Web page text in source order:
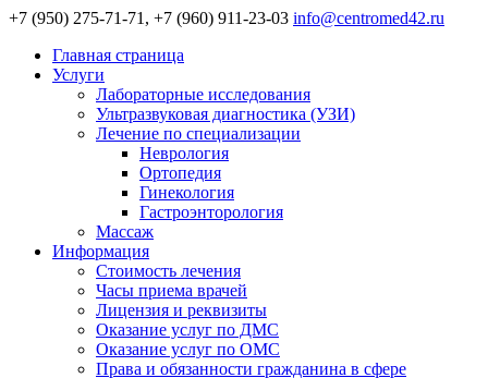
+7 (950) 275-71-71, +7 (960) 911-23-03 info@centromed42.ru
Главная страница
Услуги
Лабораторные исследования
Ультразвуковая диагностика (УЗИ)
Лечение по специализации
Неврология
Ортопедия
Гинекология
Гастроэнторология
Массаж
Информация
Стоимость лечения
Часы приема врачей
Лицензия и реквизиты
Оказание услуг по ДМС
Оказание услуг по ОМС
Права и обязанности гражданина в сфере